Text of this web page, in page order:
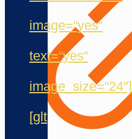
image=“yes“
text=“yes“
image_size=“24″]
[glt